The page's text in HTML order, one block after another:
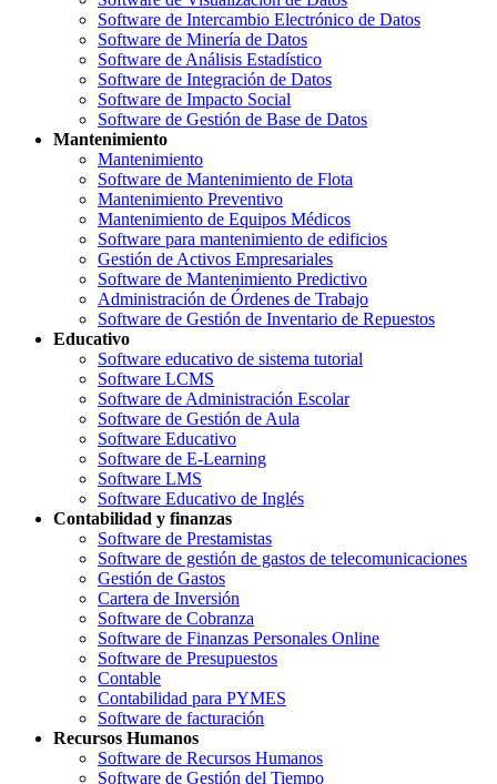
Software de Intercambio Electrónico de Datos
Software de Minería de Datos
Software de Análisis Estadístico
Software de Integración de Datos
Software de Impacto Social
Software de Gestión de Base de Datos
Mantenimiento
Mantenimiento
Software de Mantenimiento de Flota
Mantenimiento Preventivo
Mantenimiento de Equipos Médicos
Software para mantenimiento de edificios
Gestión de Activos Empresariales
Software de Mantenimiento Predictivo
Administración de Órdenes de Trabajo
Software de Gestión de Inventario de Repuestos
Educativo
Software educativo de sistema tutorial
Software LCMS
Software de Administración Escolar
Software de Gestión de Aula
Software Educativo
Software de E-Learning
Software LMS
Software Educativo de Inglés
Contabilidad y finanzas
Software de Prestamistas
Software de gestión de gastos de telecomunicaciones
Gestión de Gastos
Cartera de Inversión
Software de Cobranza
Software de Finanzas Personales Online
Software de Presupuestos
Contable
Contabilidad para PYMES
Software de facturación
Recursos Humanos
Software de Recursos Humanos
Software de Gestión del Tiempo